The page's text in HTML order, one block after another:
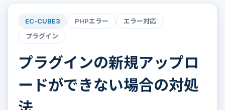
EC-CUBE3 PHPエラー
エラー対応
プラグイン
プラグインの新規アップロ
ードができない場合の対処